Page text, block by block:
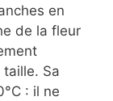
en
de la fleur
Sa
: il ne